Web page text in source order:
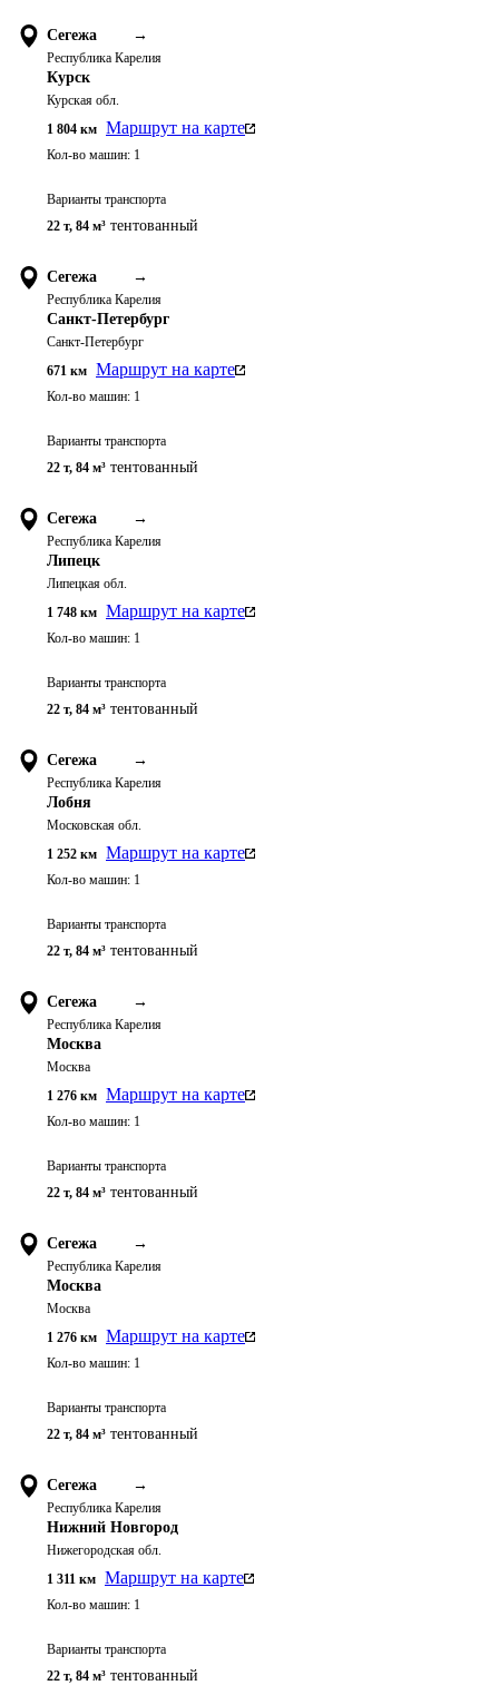
Сегежа →
Республика Карелия
Курск
Курская обл.
1 804 км Маршрут на карте
Кол-во машин: 1
Варианты транспорта
22 т, 84 м³ тентованный
Сегежа →
Республика Карелия
Санкт-Петербург
Санкт-Петербург
671 км Маршрут на карте
Кол-во машин: 1
Варианты транспорта
22 т, 84 м³ тентованный
Сегежа →
Республика Карелия
Липецк
Липецкая обл.
1 748 км Маршрут на карте
Кол-во машин: 1
Варианты транспорта
22 т, 84 м³ тентованный
Сегежа →
Республика Карелия
Лобня
Московская обл.
1 252 км Маршрут на карте
Кол-во машин: 1
Варианты транспорта
22 т, 84 м³ тентованный
Сегежа →
Республика Карелия
Москва
Москва
1 276 км Маршрут на карте
Кол-во машин: 1
Варианты транспорта
22 т, 84 м³ тентованный
Сегежа →
Республика Карелия
Москва
Москва
1 276 км Маршрут на карте
Кол-во машин: 1
Варианты транспорта
22 т, 84 м³ тентованный
Сегежа →
Республика Карелия
Нижний Новгород
Нижегородская обл.
1 311 км Маршрут на карте
Кол-во машин: 1
Варианты транспорта
22 т, 84 м³ тентованный